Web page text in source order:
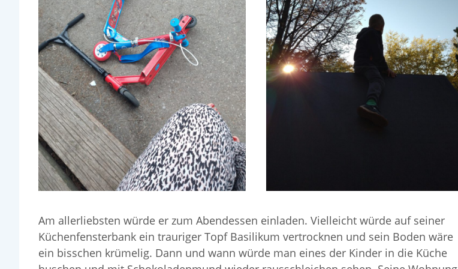
Am allerliebsten würde er zum Abendessen einladen. Vielleicht würde auf seiner
Küchenfensterbank ein trauriger Topf Basilikum vertrocknen und sein Boden wäre
ein bisschen krümelig. Dann und wann würde man eines der Kinder in die Küche